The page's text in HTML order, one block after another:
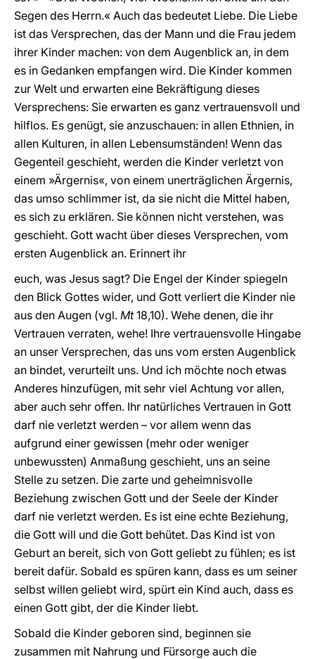
Segen des Herrn.« Auch das bedeutet Liebe. Die Liebe
ist das Versprechen, das der Mann und die Frau jedem
ihrer Kinder machen: von dem Augenblick an, in dem
es in Gedanken empfangen wird. Die Kinder kommen
zur Welt und erwarten eine Bekräftigung dieses
Versprechens: Sie erwarten es ganz vertrauensvoll und
hilflos. Es genügt, sie anzuschauen: in allen Ethnien, in
allen Kulturen, in allen Lebensumständen! Wenn das
Gegenteil geschieht, werden die Kinder verletzt von
einem »Ärgernis«, von einem unerträglichen Ärgernis,
das umso schlimmer ist, da sie nicht die Mittel haben,
es sich zu erklären. Sie können nicht verstehen, was
geschieht. Gott wacht über dieses Versprechen, vom
ersten Augenblick an. Erinnert ihr
euch, was Jesus sagt? Die Engel der Kinder spiegeln
den Blick Gottes wider, und Gott verliert die Kinder nie
aus den Augen (vgl. Mt18,10). Wehe denen, die ihr
Vertrauen verraten, wehe! Ihre vertrauensvolle Hingabe
an unser Versprechen, das uns vom ersten Augenblick
an bindet, verurteilt uns. Und ich möchte noch etwas
Anderes hinzufügen, mit sehr viel Achtung vor allen,
aber auch sehr offen. Ihr natürliches Vertrauen in Gott
darf nie verletzt werden – vor allem wenn das
aufgrund einer gewissen (mehr oder weniger
unbewussten) Anmaßung geschieht, uns an seine
Stelle zu setzen. Die zarte und geheimnisvolle
Beziehung zwischen Gott und der Seele der Kinder
darf nie verletzt werden. Es ist eine echte Beziehung,
die Gott will und die Gott behütet. Das Kind ist von
Geburt an bereit, sich von Gott geliebt zu fühlen; es ist
bereit dafür. Sobald es spüren kann, dass es um seiner
selbst willen geliebt wird, spürt ein Kind auch, dass es
einen Gott gibt, der die Kinder liebt.
Sobald die Kinder geboren sind, beginnen sie
zusammen mit Nahrung und Fürsorge auch die